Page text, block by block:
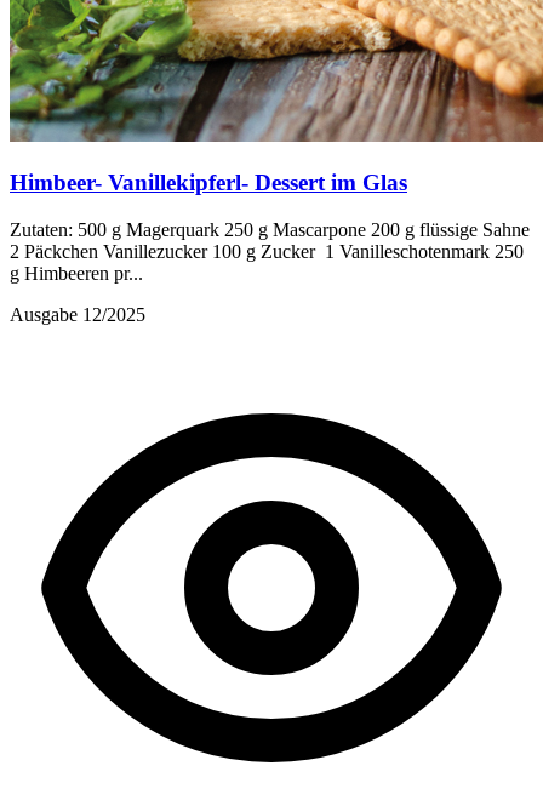
Himbeer- Vanillekipferl- Dessert im Glas
Zutaten: 500 g Magerquark 250 g Mascarpone 200 g flüssige Sahne
2 Päckchen Vanillezucker 100 g Zucker 1 Vanilleschotenmark 250
g Himbeeren pr...
Ausgabe 12/2025